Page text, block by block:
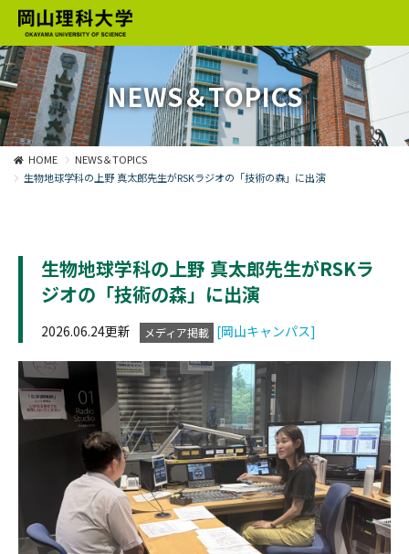
NEWS＆TOPICS
HOME
NEWS＆TOPICS
生物地球学科の上野 真太郎先生がRSKラジオの「技術の森」に出演
生物地球学科の上野 真太郎先生がRSKラ
ジオの「技術の森」に出演
2026.06.24更新 メディア掲載 [岡山キャンパス]